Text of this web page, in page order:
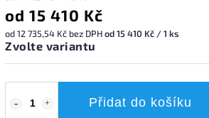
od 15 410 Kč
od12 735,54 Kč bez DPHod 15 410 Kč / 1 ks
Zvolte variantu
Přidat do košíku